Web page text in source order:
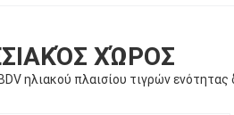
ΧΏΡΟΣ
ηλιακού πλαισίου τιγρών